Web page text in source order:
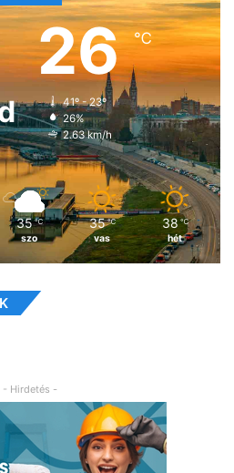
26℃
41º - 23º
26%
2.63 km/h
35 ℃
szo
35 ℃
vas
38 ℃
hét
- Hirdetés -